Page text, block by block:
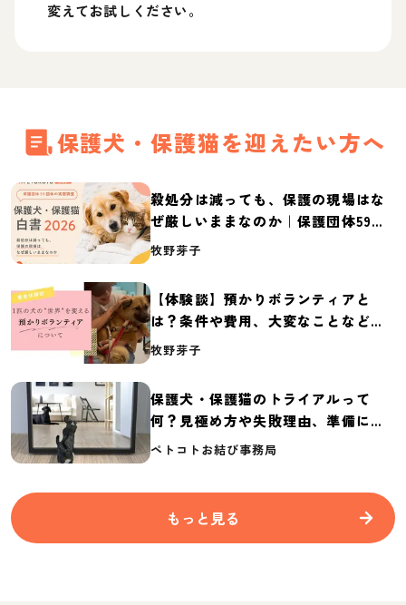
変えてお試しください。
保護犬・保護猫を迎えたい方へ
殺処分は減っても、保護の現場はな
ぜ厳しいままなのか｜保護団体59団
体の実態調査【保護犬・保護猫白書
牧野芽子
【体験談】預かりボランティアと
は？条件や費用、大変なことなど紹
介
牧野芽子
保護犬・保護猫のトライアルって
何？見極め方や失敗理由、準備に必
要なものを紹介
ペトコトお結び事務局
もっと見る